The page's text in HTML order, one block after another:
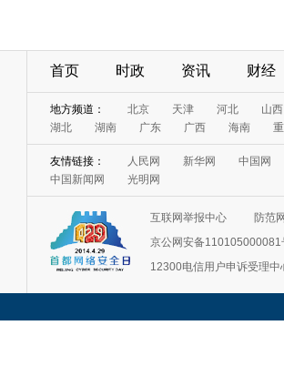
首页 时政 资讯 财经
地方频道： 北京 天津 河北
山西
湖北
湖南 广东 广西 海南
友情链接： 人民网 新华网
中国网
中国新闻网
光明网
互联网举报中心
防范
京公网安备110105000081
12300电信用户申诉受理中